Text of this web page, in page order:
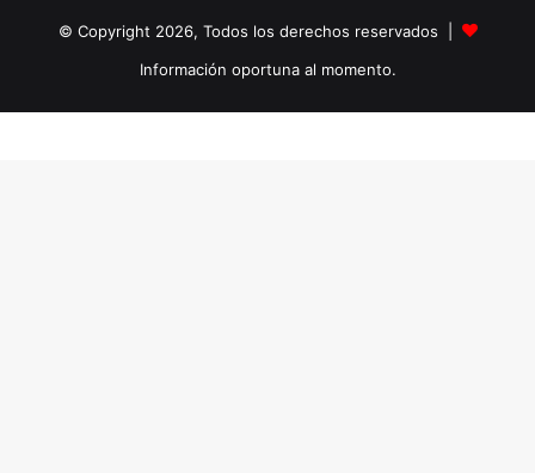
© Copyright 2026, Todos los derechos reservados |
Información oportuna al momento.